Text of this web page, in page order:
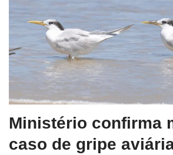
Ministério confirma
caso de gripe